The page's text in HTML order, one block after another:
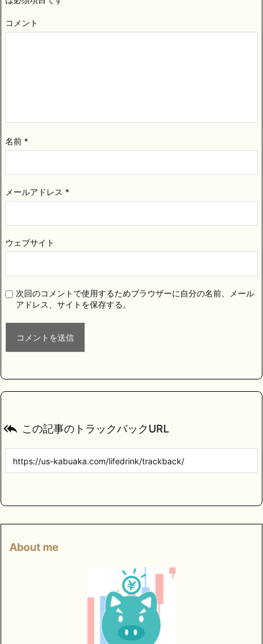
コメント
名前 *
メールアドレス *
ウェブサイト
次回のコメントで使用するためブラウザーに自分の名前、メール
アドレス、サイトを保存する。
 この記事のトラックバックURL
About me